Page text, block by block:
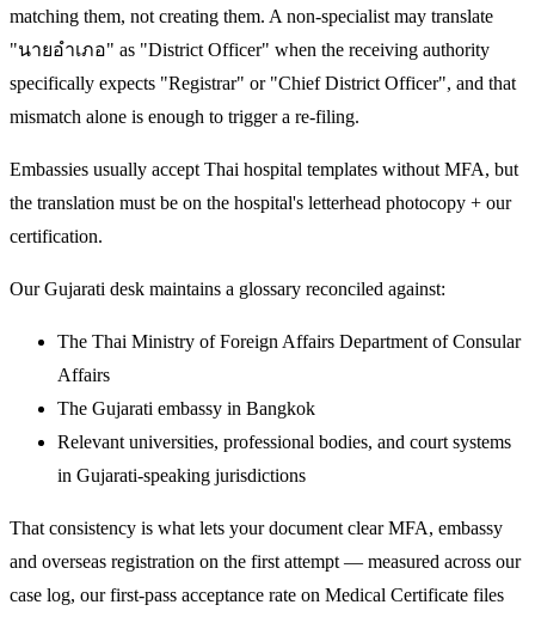
matching them, not creating them. A non-specialist may translate
"นายอำเภอ" as "District Officer" when the receiving authority
specifically expects "Registrar" or "Chief District Officer", and that
mismatch alone is enough to trigger a re-filing.
Embassies usually accept Thai hospital templates without MFA, but
the translation must be on the hospital's letterhead photocopy + our
certification.
Our Gujarati desk maintains a glossary reconciled against:
The Thai Ministry of Foreign Affairs Department of Consular
Affairs
The Gujarati embassy in Bangkok
Relevant universities, professional bodies, and court systems
in Gujarati-speaking jurisdictions
That consistency is what lets your document clear MFA, embassy
and overseas registration on the first attempt — measured across our
case log, our first-pass acceptance rate on Medical Certificate files